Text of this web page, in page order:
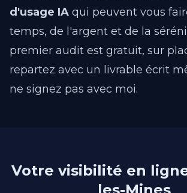
d'usage IA qui peuvent vous
temps, de l'argent et de la
premier audit est gratuit, sur
repartez avec un livrable écrit
ne signez pas avec moi.
Votre visibilité en